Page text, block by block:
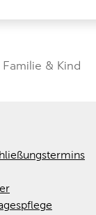
Familie & Kind